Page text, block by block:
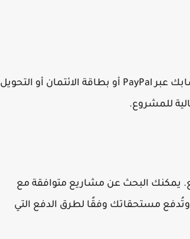
قبل إطلاق المشروع، عليك إضافة مبلغ يعادل تكلفته إلى حسابك عبر PayPal أو بطاقة الائتمان أو التحويل
يمكنك البحث عن مشاريع متوافقة مع
مستحقاتك وفقًا لطرق الدفع التي